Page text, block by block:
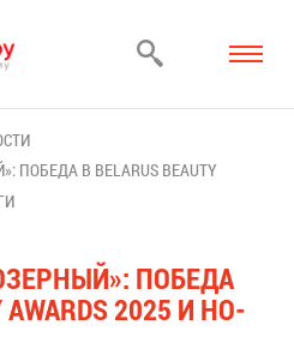
В BELARUS BEAUTY
ПО­БЕ­ДА
AWARDS 2025 И НО­